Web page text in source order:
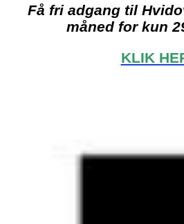
Få fri adgang til
måned for kun
KLIK